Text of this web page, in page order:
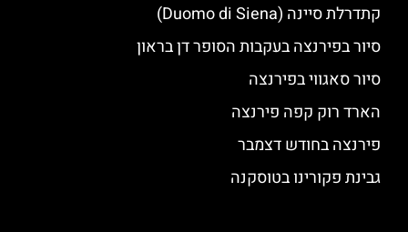
קתדרלת סיינה (Duomo di Siena)
סיור בפירנצה בעקבות הסופר דן בראון
סיור סאגווי בפירנצה
הארד רוק קפה פירנצה
פירנצה בחודש דצמבר
גבינת פקורינו בטוסקנה